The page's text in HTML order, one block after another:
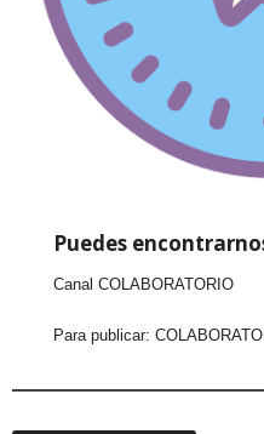
Puedes
Canal COLABORATORIO
Para publicar: